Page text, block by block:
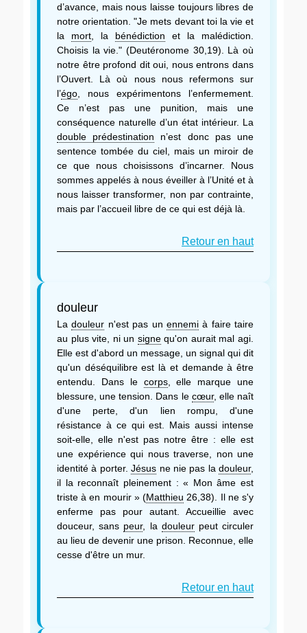
d’avance, mais nous laisse toujours libres de
notre orientation. "Je mets devant toi la vie et
la mort , la bénédiction et la malédiction.
Choisis la vie." (Deutéronome 30,19). Là où
notre être profond dit oui, nous entrons dans
l’Ouvert. Là où nous nous refermons sur
l’égo , nous expérimentons l’enfermement.
Ce n’est pas une punition, mais une
conséquence naturelle d’un état intérieur. La
double prédestination n’est donc pas une
sentence tombée du ciel, mais un miroir de
ce que nous choisissons d’incarner. Nous
sommes appelés à nous éveiller à l’Unité et à
nous laisser transformer, non par contrainte,
mais par l’accueil libre de ce qui est déjà là.
Retour en haut
douleur
Ladouleur n'est pas un ennemià faire taire
au plus vite, ni un signequ'on aurait mal agi.
Elle est d'abord un message, un signal qui dit
qu'un déséquilibre est là et demande à être
entendu. Dans le corps, elle marque une
blessure, une tension. Dans le cœur, elle naît
d'une perte, d'un lien rompu, d'une
résistance à ce qui est. Mais aussi intense
soit-elle, elle n'est pas notre être : elle est
une expérience qui nous traverse, non une
identité à porter.Jésus ne nie pas la douleur,
il la reconnaît pleinement : « Mon âme est
triste à en mourir » (Matthieu 26,38). Il ne s'y
enferme pas pour autant. Accueillie avec
douceur, sans peur, la douleurpeut circuler
au lieu de devenir une prison. Reconnue, elle
cesse d'être un mur.
Retour en haut